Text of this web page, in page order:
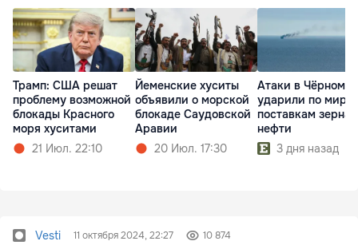
Трамп: США решат
проблему возможной
блокады Красного
моря хуситами
21 Июл. 22:10
Йеменские хуситы
объявили о морской
блокаде Саудовской
Аравии
20 Июл. 17:30
Атаки в Чёрном
ударили по
поставкам зерна
нефти
3 дня назад
Vesti 11 октября 2024, 22:27 10 874